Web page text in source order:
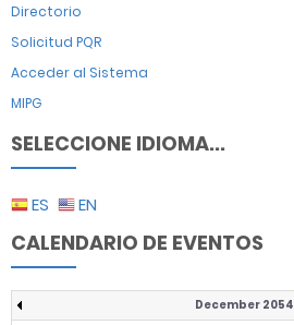
Directorio
Solicitud PQR
Acceder al Sistema
MIPG
SELECCIONE IDIOMA...
ES EN
CALENDARIO DE EVENTOS
December 2054